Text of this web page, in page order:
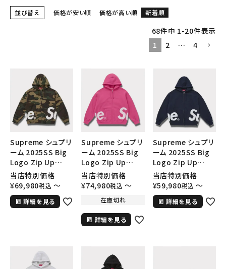
アクセサリー
CONTENTS
ACCOUNT MENU
ようこそ ゲスト 様
meeting_room ログイン person 会員登録
Follow us
並び替え 価格が安い順 価格が高い順 新着順
68件中 1-20件表示
1
2 … 4
Supreme シュプリ
ーム 2025SS Big
Logo Zip Up
Hooded
Sweatshirt ビッ
グロゴ ジップアップ
フードパーカー ウッ
当店特別価格
¥69,980税込 〜
詳細を見る
Supreme シュプリ
ーム 2025SS Big
Logo Zip Up
Hooded
Sweatshirt ビッ
グロゴ ジップアップ
フードパーカー マ
ゼンタ
当店特別価格
¥74,980税込 〜
在庫切れ
詳細を見る
Supreme シュプリ
ーム 2025SS Big
Logo Zip Up
Hooded
Sweatshirt ビッ
グロゴ ジップアップ
フードパーカー ネ
当店特別価格
¥59,980税込 〜
詳細を見る